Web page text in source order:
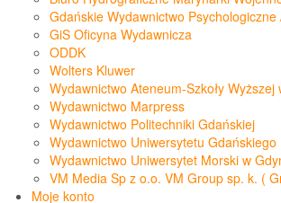
Gdańskie Wydawnictwo Psychologiczne
GiS Oficyna Wydawnicza
ODDK
Wolters Kluwer
Wydawnictwo Ateneum-Szkoły Wyższej
Wydawnictwo Marpress
Wydawnictwo Politechniki Gdańskiej
Wydawnictwo Uniwersytetu Gdańskiego
Wydawnictwo Uniwersytet Morski w
VM Media Sp z o.o. VM Group sp. k. (
Moje konto